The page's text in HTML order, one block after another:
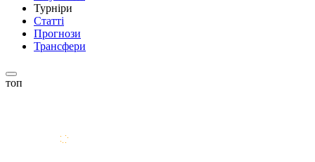
Турніри
Статті
Прогнози
Трансфери
топ